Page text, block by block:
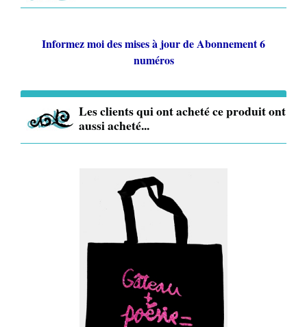
Informez moi des mises à jour deAbonnement 6
numéros
Les clients qui ont acheté ce produit ont
aussi acheté...